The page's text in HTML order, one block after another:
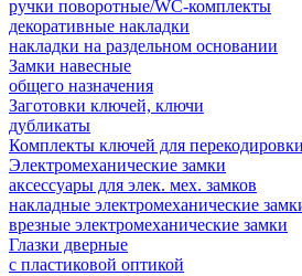
ручки поворотные/WC-комплекты
декоративные накладки
накладки на раздельном основании
Замки навесные
общего назначения
Заготовки ключей, ключи
дубликаты
Комплекты ключей для
Электромеханические замки
аксессуары для элек. мех. замков
накладные электромеханические
врезные электромеханические замки
Глазки дверные
с пластиковой оптикой